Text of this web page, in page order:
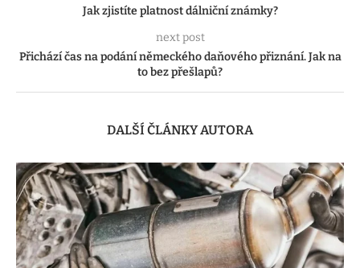
Jak zjistíte platnost dálniční známky?
next post
Přichází čas na podání německého daňového přiznání. Jak na
to bez přešlapů?
DALŠÍ ČLÁNKY AUTORA